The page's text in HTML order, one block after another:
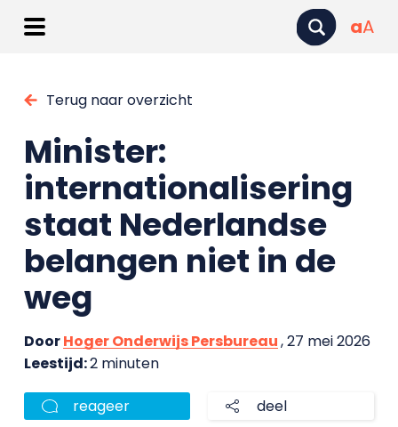
aA
Terug naar overzicht
Minister:
internationalisering
staat Nederlandse
belangen niet in de
weg
DoorHoger Onderwijs Persbureau, 27 mei 2026
Leestijd:2 minuten
reageer deel